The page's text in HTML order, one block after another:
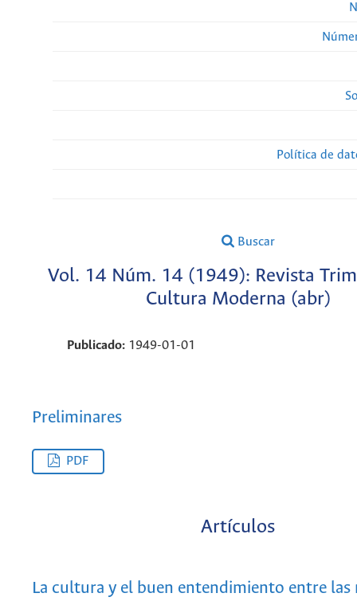
Política de
Buscar
Vol. 14 Núm. 14 (1949): Revista
Cultura Moderna (abr)
Publicado: 1949-01-01
Preliminares
PDF
Artículos
La cultura y el buen entendimiento entre las